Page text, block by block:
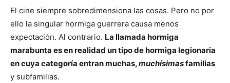
El cine siempre sobredimensiona las cosas. Pero no por
ello la singular hormiga guerrera causa menos
expectación. Al contrario. La llamada hormiga
marabunta es en realidad un tipo de hormiga legionaria
en cuya categoría entran muchas,muchísimasfamilias
y subfamilias.